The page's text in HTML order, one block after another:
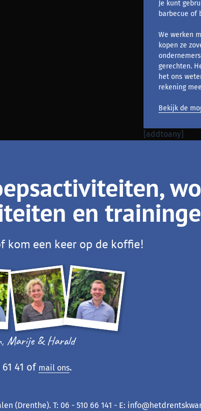
Je kunt
barbecue of
We werken
kopen ze
gerechten.
het ons
rekening
Bekijk de
[addtoany]
en
kom een keer op de koffie!
Marije & Harald
61 41 of mail ons.
(Drenthe). T: 06 - 510 66 141 - E: